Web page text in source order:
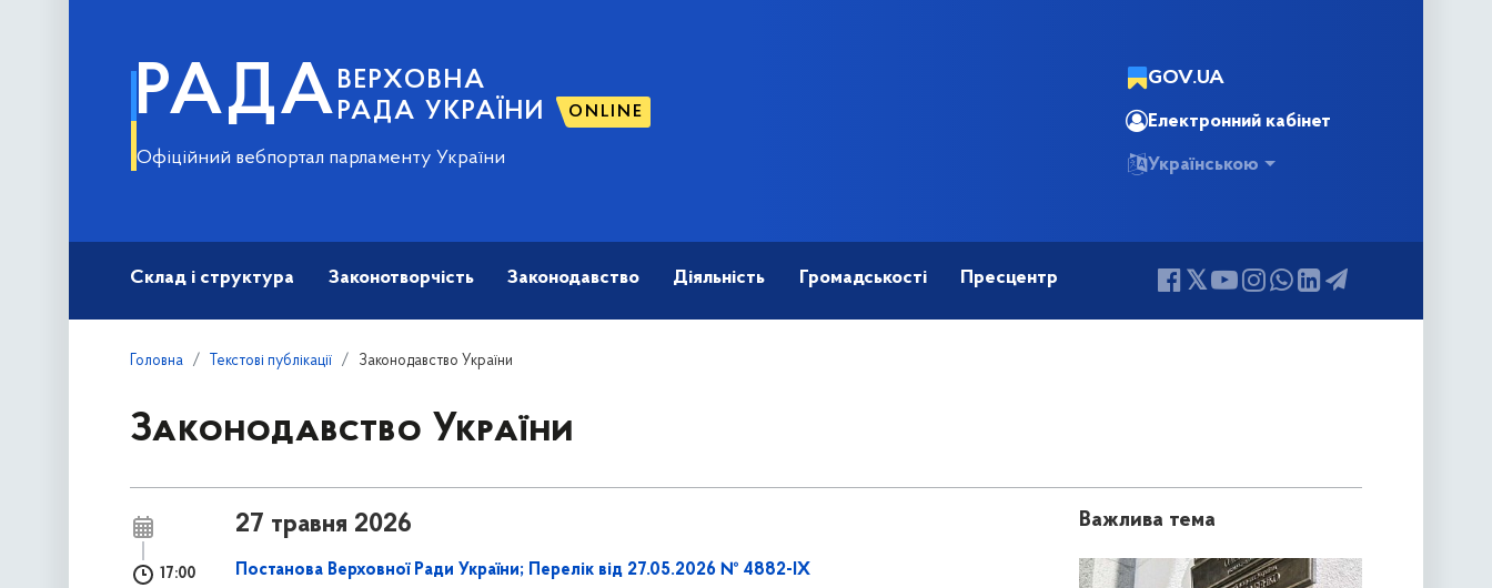
РАДА ВЕРХОВНА
РАДА УКРАЇНИ
ONLINE
Офіційний вебпортал парламенту України
GOV.UA
Електронний кабінет
Українською
Склад і структура Законотворчість Законодавство Діяльність Громадськості Пресцентр
Головна Текстові публікації Законодавство України
Законодавство України
27 травня 2026
17:00 Постанова Верховної Ради України; Перелік від 27.05.2026 № 4882-IX
Важлива тема